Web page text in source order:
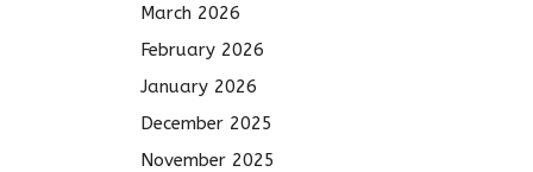
March 2026
February 2026
January 2026
December 2025
November 2025